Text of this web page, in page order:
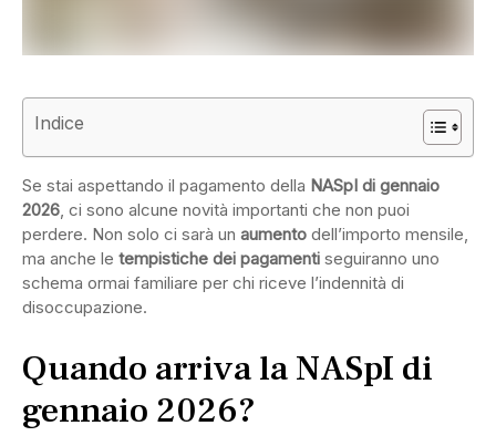
Indice
Se stai aspettando il pagamento della NASpI di gennaio
2026, ci sono alcune novità importanti che non puoi
perdere. Non solo ci sarà un aumento dell’importo mensile,
ma anche le tempistiche dei pagamenti seguiranno uno
schema ormai familiare per chi riceve l’indennità di
disoccupazione.
Quando arriva la NASpI di
gennaio 2026?